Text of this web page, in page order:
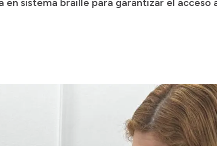
sistema braille para garantizar el acceso